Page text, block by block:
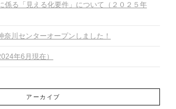
係る「見える化要件」について（２０２５年
川センターオープンしました！
年6月現在）
アーカイブ